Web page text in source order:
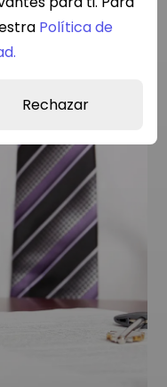
Política de
rechazar